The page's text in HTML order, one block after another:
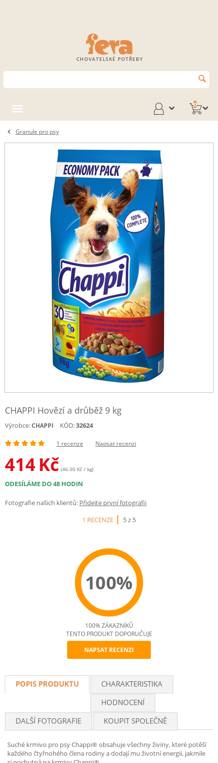
CHOVATELSKÉ POTŘEBY
0
Granule pro psy
CHAPPI Hovězí a drůběž 9 kg
Výrobce:CHAPPI KÓD:32624
1 recenze Napsat recenzi
414 Kč (46.00 Kč / kg)
ODESÍLÁME DO 48 HODIN
Fotografie našich klientů: Přidejte první fotografii
1 RECENZE
5 z 5
100%
Recommend
100% ZÁKAZNÍKŮ
TENTO PRODUKT DOPORUČUJE
NAPSAT RECENZI
POPIS PRODUKTU
CHARAKTERISTIKA
HODNOCENÍ
DALŠÍ FOTOGRAFIE
KOUPIT SPOLEČNĚ
Suché krmivo pro psy Chappi® obsahuje všechny živiny, které potěší
každého čtyřnohého člena rodiny a dodají mu životní energii, jakmile